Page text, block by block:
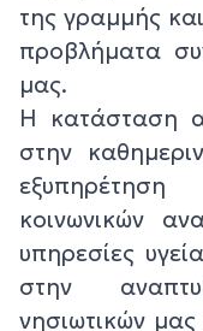
της γραμμής
προβλήματα
μας.
Η κατάσταση
στην
κοινωνικών
υπηρεσίες
στην
νησιωτικών μας